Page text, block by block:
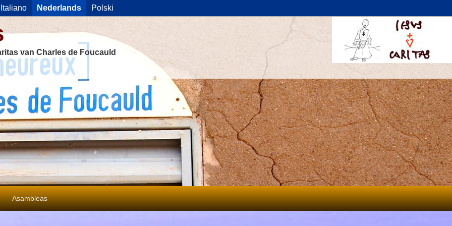
Italiano Nederlands Polski
van Charles de Foucauld
Asambleas